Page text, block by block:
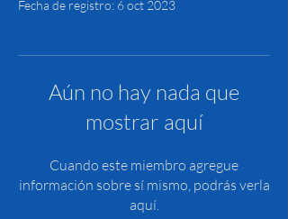
Fecha de registro: 6 oct 2023
Aún no hay nada que
mostrar aquí
Cuando este miembro agregue
información sobre sí mismo, podrás verla
aquí.